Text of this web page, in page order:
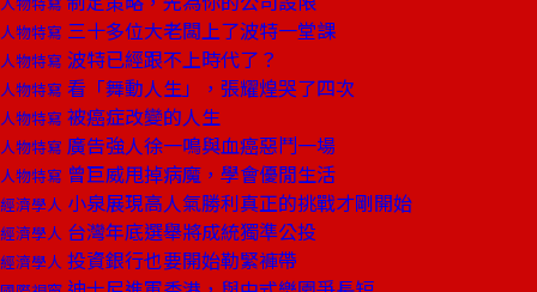
人物特寫 三十多位大老闆上了波特一堂課
人物特寫 波特已經跟不上時代了？
人物特寫 看「舞動人生」，張耀煌哭了四次
人物特寫 被癌症改變的人生
人物特寫 廣告強人徐一鳴與血癌惡鬥一場
人物特寫 曾巨威甩掉病魔，學會優閒生活
經濟學人 小泉展現高人氣勝利真正的挑戰才剛開始
經濟學人 台灣年底選舉將成統獨準公投
經濟學人 投資銀行也要開始勒緊褲帶